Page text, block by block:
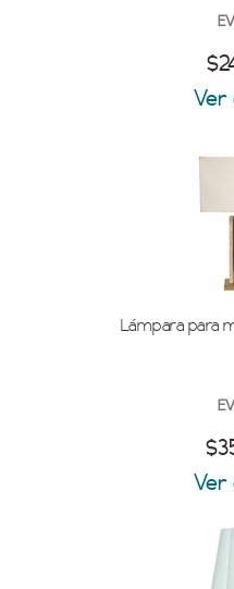
Ver
Lámpara para
Ver